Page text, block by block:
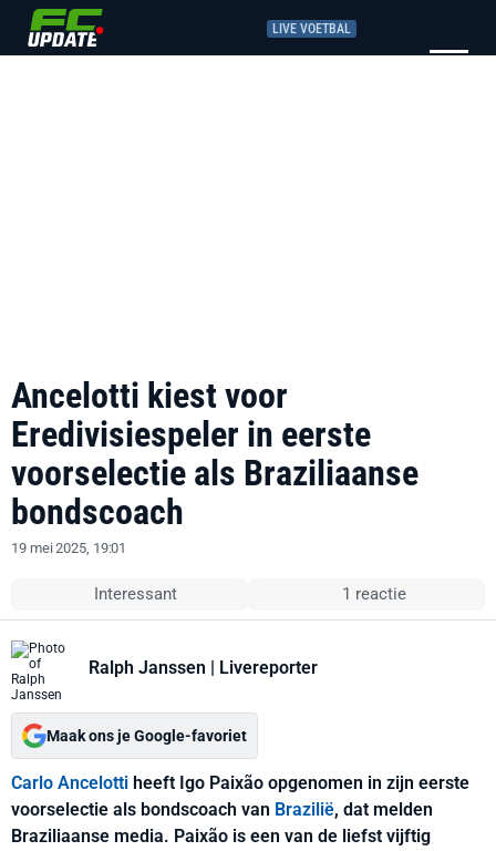
LIVE VOETBAL
Ancelotti kiest voor
Eredivisiespeler in eerste
voorselectie als Braziliaanse
bondscoach
19 mei 2025, 19:01
Interessant 1 reactie
Ralph Janssen | Livereporter
Maak ons je Google-favoriet
Carlo Ancelotti heeft Igo Paixão opgenomen in zijn eerste
voorselectie als bondscoach van Brazilië, dat melden
Braziliaanse media. Paixão is een van de liefst vijftig